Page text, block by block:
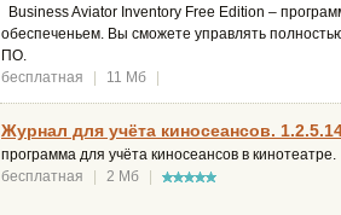
Business Aviator Inventory Free Edition –
обеспеченьем. Вы сможете управлять
ПО.
бесплатная
11 Мб
Журнал для учёта киносеансов.
программа для учёта киносеансов в кинотеатре.
бесплатная
2 Мб